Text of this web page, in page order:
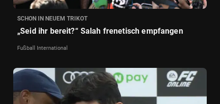
SCHON IN NEUEM TRIKOT
„Seid ihr bereit?“ Salah frenetisch empfangen
Fußball International